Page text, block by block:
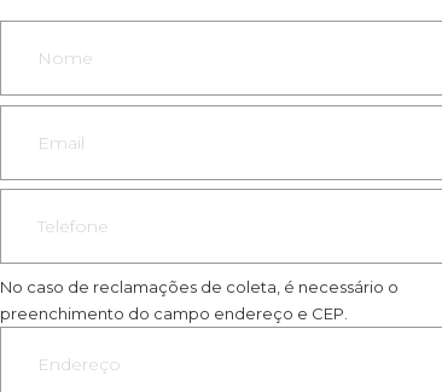
No caso de reclamações de coleta, é necessário o
preenchimento do campo endereço e CEP.